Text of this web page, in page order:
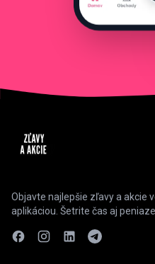
Objavte najlepšie zľavy a akcie
aplikáciou. Šetrite čas aj